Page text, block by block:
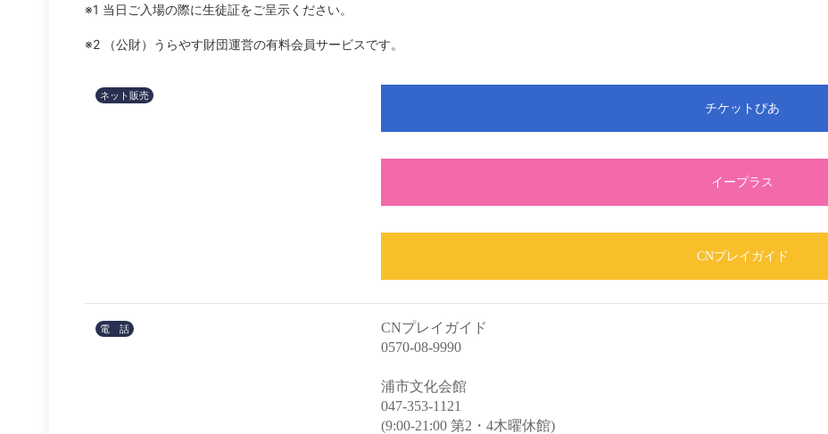
※1 当日ご入場の際に生徒証をご呈示ください。
※2 （公財）うらやす財団運営の有料会員サービスです。
ネット販売
チケットぴあ
イープラス
CNプレイガイド
電 話
CNプレイガイド
0570-08-9990
浦市文化会館
047-353-1121
(9:00-21:00 第2・4木曜休館)